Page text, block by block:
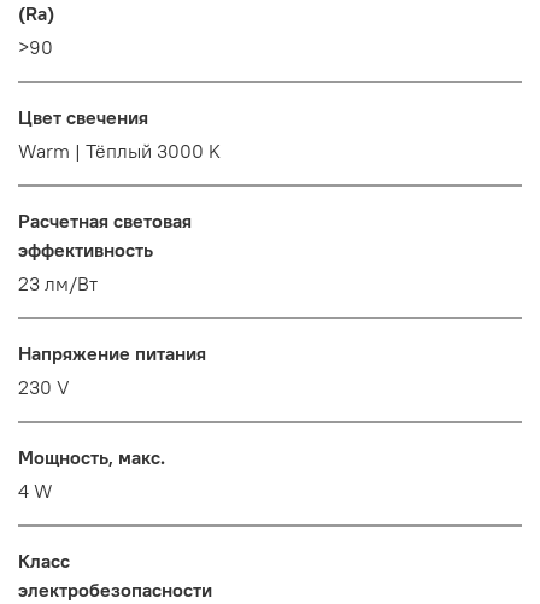
(Ra)
>90
Цвет свечения
Warm | Тёплый 3000 K
Расчетная световая
эффективность
23 лм/Вт
Напряжение питания
230 V
Мощность, макс.
4 W
Класс
электробезопасности